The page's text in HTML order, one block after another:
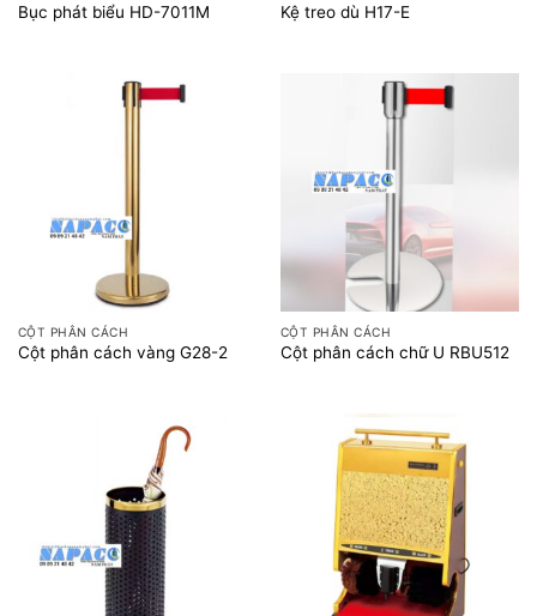
Bục phát biểu HD-7011M Kệ treo dù H17-E
CỘT PHÂN CÁCH
Cột phân cách vàng G28-2
CỘT PHÂN CÁCH
Cột phân cách chữ U RBU512